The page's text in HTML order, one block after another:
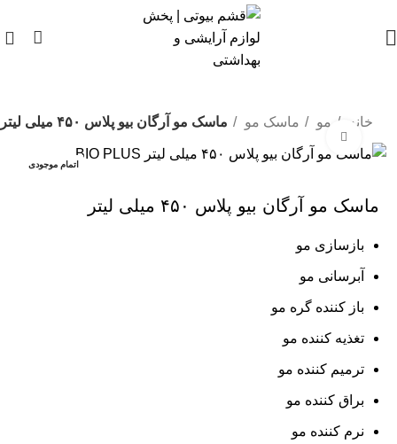
خانه مو ماسک مو ماسک مو آرگان بیو پلاس ۴۵۰ میلی لیتر
اتمام موجودی
ماسک مو آرگان بیو پلاس ۴۵۰ میلی لیتر
بازسازی مو
آبرسانی مو
باز کننده گره مو
تغذیه کننده مو
ترمیم کننده مو
براق کننده مو
نرم کننده مو